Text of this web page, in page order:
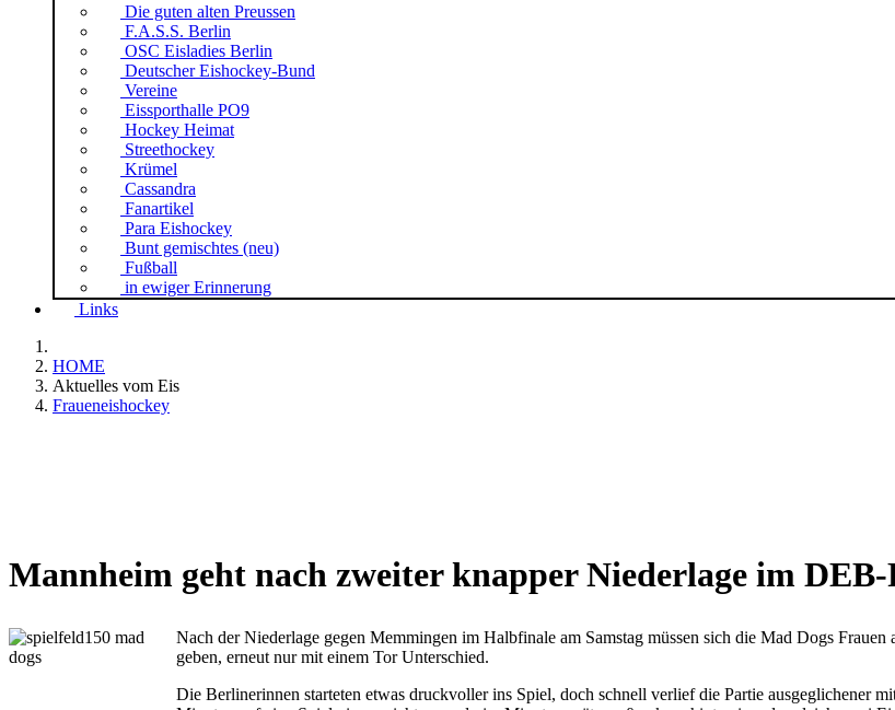
Die guten alten Preussen
F.A.S.S. Berlin
OSC Eisladies Berlin
Deutscher Eishockey-Bund
Vereine
Eissporthalle PO9
Hockey Heimat
Streethockey
Krümel
Cassandra
Fanartikel
Para Eishockey
Bunt gemischtes (neu)
Fußball
in ewiger Erinnerung
Links
HOME
Aktuelles vom Eis
Fraueneishockey
Mannheim geht nach zweiter knapper Niederlage im DEB-
Nach der Niederlage gegen Memmingen im Halbfinale am Samstag müssen sich die Mad Dogs
geben, erneut nur mit einem Tor Unterschied.
Die Berlinerinnen starteten etwas druckvoller ins Spiel, doch schnell verlief die Partie ausgeglichener